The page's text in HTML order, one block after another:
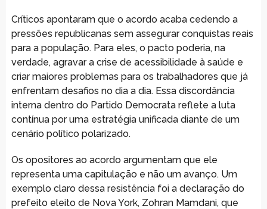
Críticos apontaram que o acordo acaba cedendo a
pressões republicanas sem assegurar conquistas reais
para a população. Para eles, o pacto poderia, na
verdade, agravar a crise de acessibilidade à saúde e
criar maiores problemas para os trabalhadores que já
enfrentam desafios no dia a dia. Essa discordância
interna dentro do Partido Democrata reflete a luta
contínua por uma estratégia unificada diante de um
cenário político polarizado.
Os opositores ao acordo argumentam que ele
representa uma capitulação e não um avanço. Um
exemplo claro dessa resistência foi a declaração do
prefeito eleito de Nova York, Zohran Mamdani, que